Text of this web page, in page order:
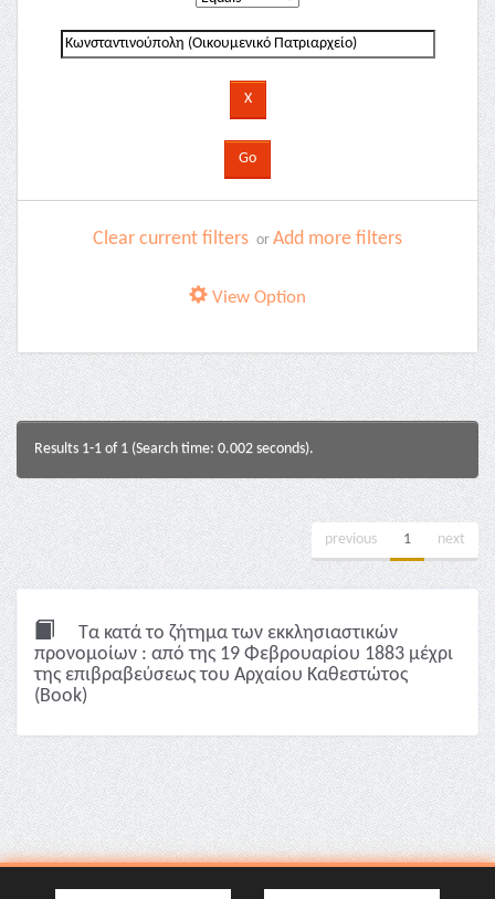
Clear current filters or Add more filters
View Option
Results 1-1 of 1 (Search time: 0.002 seconds).
previous 1 next
Τα κατά το ζήτημα των εκκλησιαστικών
προνομοίων : από της 19 Φεβρουαρίου 1883 μέχρι
της επιβραβεύσεως του Αρχαίου Καθεστώτος
(Book)